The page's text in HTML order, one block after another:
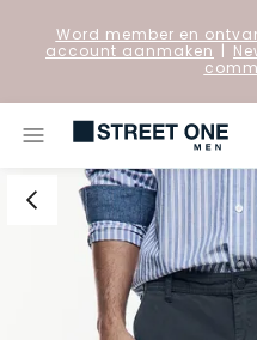
Word member en
account aanmaken |